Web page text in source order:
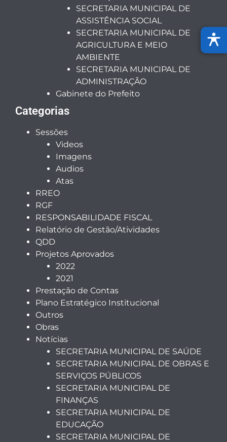
SECRETARIA MUNICIPAL DE
ASSISTÊNCIA SOCIAL
SECRETARIA MUNICIPAL DE
AGRICULTURA E MEIO
AMBIENTE
SECRETARIA MUNICIPAL DE
ADMINISTRAÇÃO
Gabinete do Prefeito
Categorias
Sessões
Videos
Imagens
Audios
Atas
RREO
RGF
RESPONSABILIDADE FISCAL
Relatório de Gestão/Atividades
QDD
Projetos Aprovados
2022
2021
Prestação de Contas
Plano Estratégico Institucional
Outros
Obras
Notícias
SECRETARIA MUNICIPAL DE SAÚDE
SECRETARIA MUNICIPAL DE OBRAS E
SERVIÇOS PÚBLICOS
SECRETARIA MUNICIPAL DE
FINANÇAS
SECRETARIA MUNICIPAL DE
EDUCAÇÃO
SECRETARIA MUNICIPAL DE